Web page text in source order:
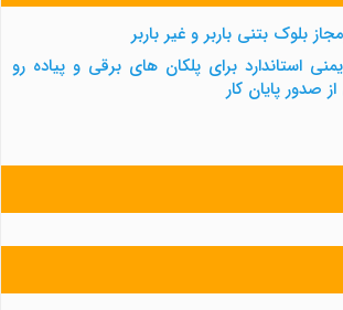
بلوک بتنی باربر و غیر باربر
استاندارد برای پلکان های برقی و پیاده رو
پایان کار